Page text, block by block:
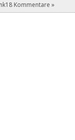
18 Kommentare »